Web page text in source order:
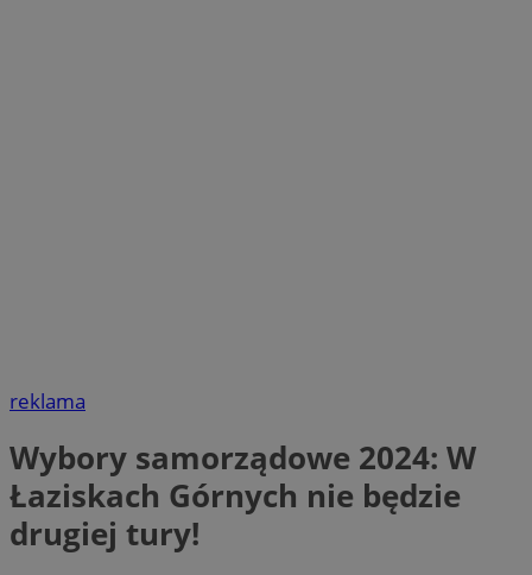
reklama
Wybory samorządowe 2024: W
Łaziskach Górnych nie będzie
drugiej tury!